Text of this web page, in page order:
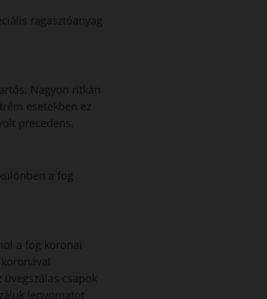
ragasztóanyag
Nagyon ritkán
esetekben ez
precedens.
a fog
a fog koronai
csapok
lenyomatot